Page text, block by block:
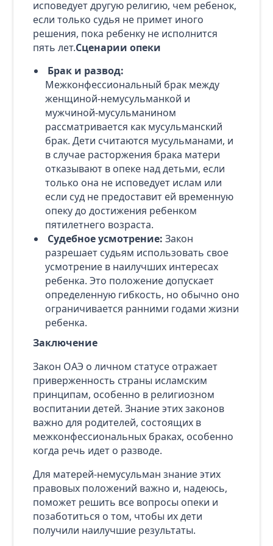
исповедует другую религию, чем ребенок,
если только судья не примет иного
решения, пока ребенку не исполнится
пять лет.Сценарии опеки
Брак и развод:
Межконфессиональный брак между
женщиной-немусульманкой и
мужчиной-мусульманином
рассматривается как мусульманский
брак. Дети считаются мусульманами, и
в случае расторжения брака матери
отказывают в опеке над детьми, если
только она не исповедует ислам или
если суд не предоставит ей временную
опеку до достижения ребенком
пятилетнего возраста.
Судебное усмотрение: Закон
разрешает судьям использовать свое
усмотрение в наилучших интересах
ребенка. Это положение допускает
определенную гибкость, но обычно оно
ограничивается ранними годами жизни
ребенка.
Заключение
Закон ОАЭ о личном статусе отражает
приверженность страны исламским
принципам, особенно в религиозном
воспитании детей. Знание этих законов
важно для родителей, состоящих в
межконфессиональных браках, особенно
когда речь идет о разводе.
Для матерей-немусульман знание этих
правовых положений важно и, надеюсь,
поможет решить все вопросы опеки и
позаботиться о том, чтобы их дети
получили наилучшие результаты.